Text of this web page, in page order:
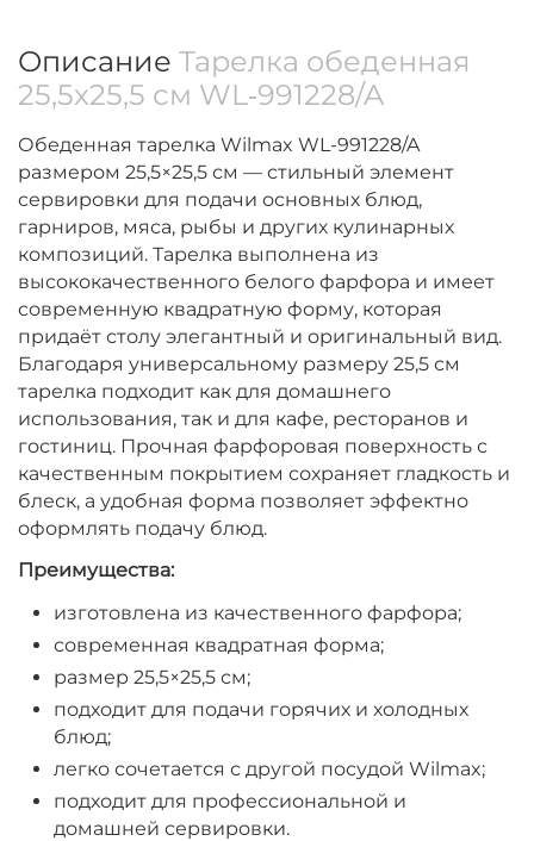
Описание Тарелка обеденная
25,5x25,5 см WL‑991228/A
Обеденная тарелка Wilmax WL-991228/A
размером 25,5×25,5 см — стильный элемент
сервировки для подачи основных блюд,
гарниров, мяса, рыбы и других кулинарных
композиций. Тарелка выполнена из
высококачественного белого фарфора и имеет
современную квадратную форму, которая
придаёт столу элегантный и оригинальный вид.
Благодаря универсальному размеру 25,5 см
тарелка подходит как для домашнего
использования, так и для кафе, ресторанов и
гостиниц. Прочная фарфоровая поверхность с
качественным покрытием сохраняет гладкость и
блеск, а удобная форма позволяет эффектно
оформлять подачу блюд.
Преимущества:
изготовлена из качественного фарфора;
современная квадратная форма;
размер 25,5×25,5 см;
подходит для подачи горячих и холодных
блюд;
легко сочетается с другой посудой Wilmax;
подходит для профессиональной и
домашней сервировки.